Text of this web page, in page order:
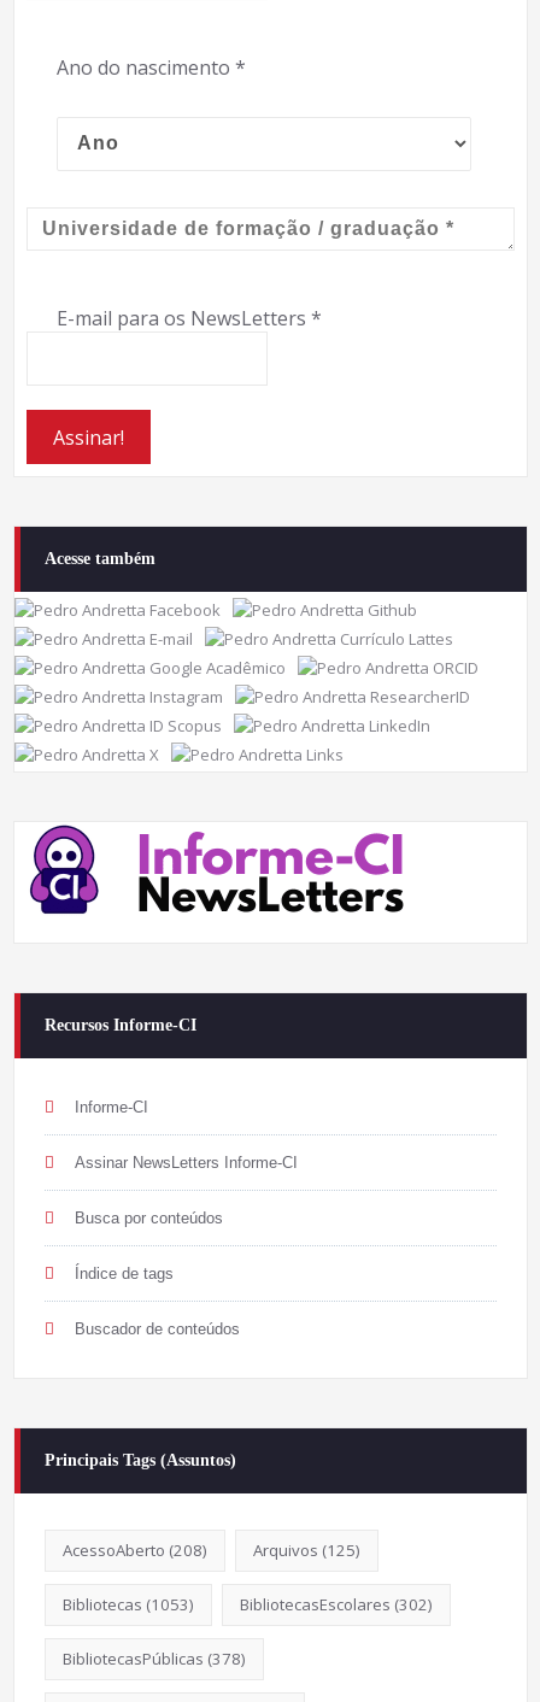
Ano do nascimento *
E-mail para os NewsLetters *
Acesse também
Recursos Informe-CI
Informe-CI
Assinar NewsLetters Informe-CI
Busca por conteúdos
Índice de tags
Buscador de conteúdos
Principais Tags (Assuntos)
AcessoAberto (208) Arquivos (125)
Bibliotecas (1053) BibliotecasEscolares (302)
BibliotecasPúblicas (378)